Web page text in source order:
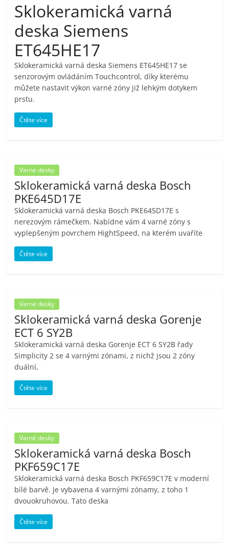
pračky,
televize,
notebooky,
mobilní
telefony,
kávovary,
bazény
Nejlepší
elektronika
porovnání
Elektro
OK,
televize,
notebooky,
mobilní
telefony,
kávovary,
bazény
Sklokeramická varná
deska Siemens
ET645HE17
Sklokeramická varná deska Siemens ET645HE17 se
senzorovým ovládáním Touchcontrol, díky kterému
můžete nastavit výkon varné zóny již lehkým dotykem
prstu.
Čtěte více
Varné desky
Sklokeramická varná deska Bosch
PKE645D17E
Sklokeramická varná deska Bosch PKE645D17E s
nerezovým rámečkem. Nabídne vám 4 varné zóny s
vyplepšeným povrchem HightSpeed, na kterém uvaříte
Čtěte více
Varné desky
Sklokeramická varná deska Gorenje
ECT 6 SY2B
Sklokeramická varná deska Gorenje ECT 6 SY2B řady
Simplicity 2 se 4 varnými zónami, z nichž jsou 2 zóny
duální,
Čtěte více
Varné desky
Sklokeramická varná deska Bosch
PKF659C17E
Sklokeramická varná deska Bosch PKF659C17E v moderní
bílé barvě. Je vybavena 4 varnými zónamy, z toho 1
dvouokruhovou. Tato deska
Čtěte více